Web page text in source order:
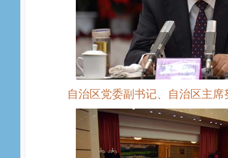
自治区党委副书记、自治区主席